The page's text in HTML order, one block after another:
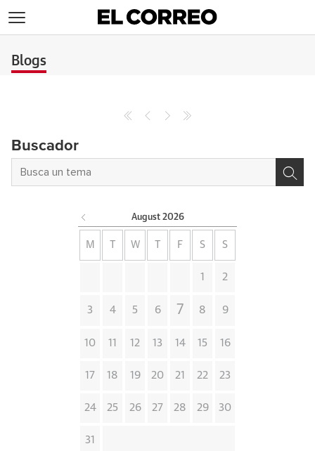
Blogs
Buscador
August 2026
M W F S S
1 2
3 4 5 6 7 8 9
10 11 12 13 14 15 16
17 18 19 20 21 22 23
24 25 26 27 28 29 30
31